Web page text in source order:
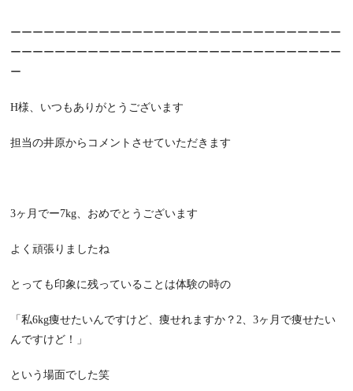
ーーーーーーーーーーーーーーーーーーーーーーーーーーーーーー
ーーーーーーーーーーーーーーーーーーーーーーーーーーーーーー
ー
H様、いつもありがとうございます
担当の井原からコメントさせていただきます
3ヶ月でー7kg、おめでとうございます
よく頑張りましたね
とっても印象に残っていることは体験の時の
「私6kg痩せたいんですけど、痩せれますか？2、3ヶ月で痩せたい
んですけど！」
という場面でした笑